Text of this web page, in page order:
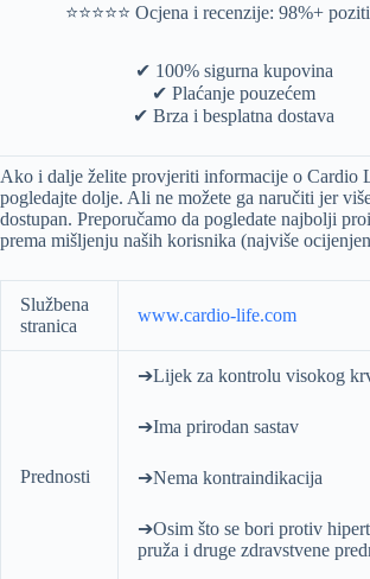
⭐️⭐️⭐️⭐️⭐️ Ocjena i recenzije: 98%+
✔ 100% sigurna kupovina
✔ Plaćanje pouzećem
✔ Brza i besplatna dostava
Ako i dalje želite provjeriti informacije o Cardio
pogledajte dolje. Ali ne možete ga naručiti jer
dostupan. Preporučamo da pogledate najbolji
prema mišljenju naših korisnika (najviše
Službena
stranica
www.cardio-life.com
Prednosti
➔Lijek za kontrolu visokog
➔Ima prirodan sastav
➔Nema kontraindikacija
➔Osim što se bori protiv
pruža i druge zdravstvene